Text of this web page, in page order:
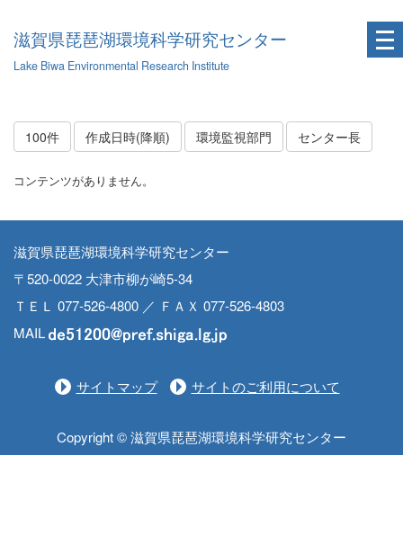
滋賀県琵琶湖環境科学研究センター
Lake Biwa Environmental Research Institute
100件 作成日時(降順) 環境監視部門 センター長
コンテンツがありません。
滋賀県琵琶湖環境科学研究センター
〒520-0022 大津市柳が崎5-34
ＴＥＬ 077-526-4800 ／ ＦＡＸ 077-526-4803
MAIL
サイトマップ サイトのご利用について
Copyright © 滋賀県琵琶湖環境科学研究センター